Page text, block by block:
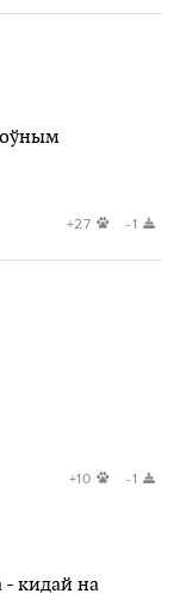
+27 -1
+10 -1
- кидай на